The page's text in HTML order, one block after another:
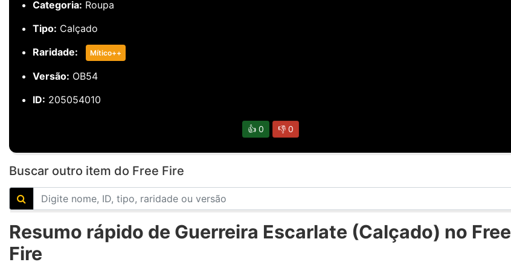
Categoria: Roupa
Tipo: Calçado
Raridade:
Mítico++
Versão: OB54
ID: 205054010
👍 0 👎 0
Buscar outro item do Free Fire
Resumo rápido de Guerreira Escarlate (Calçado) no Free
Fire